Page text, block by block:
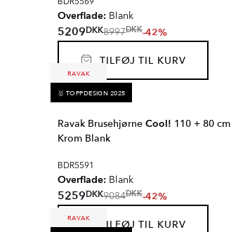
BDR5569
Overflade: Blank
5209DKK8997DKK-42%
TILFØJ TIL KURV
RAVAK
🥇 TOPPDESIGN 2025
Ravak Brusehjørne Cool! 110 + 80 cm
Krom Blank
BDR5591
Overflade: Blank
5259DKK9084DKK-42%
TILFØJ TIL KURV
RAVAK